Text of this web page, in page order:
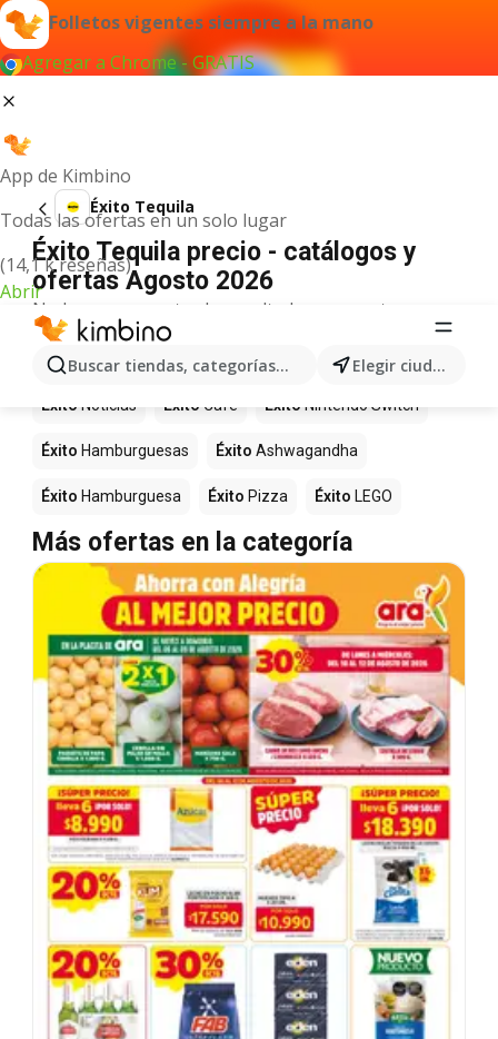
Folletos vigentes siempre a la mano
Agregar a Chrome - GRATIS
App de Kimbino
Todas las ofertas en un solo lugar
(14,1 k reseñas)
Abrir
Buscar tiendas, categorías, productos... Elegir ciudad
Éxito Tequila
Éxito Tequila precio - catálogos y
ofertas Agosto 2026
No hemos encontrado resultados para este
término.
Más productos en tiendas Éxito
Éxito Noticias Éxito Café Éxito Nintendo Switch
Éxito Hamburguesas Éxito Ashwagandha
Éxito Hamburguesa Éxito Pizza Éxito LEGO
Más ofertas en la categoría